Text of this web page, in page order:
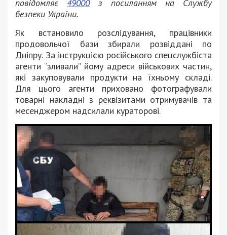
повідомляє 49000з посиланням на Службу
безпеки України.
Як встановило розслідування, працівники
продовольчої бази збирали розвіддані по
Дніпру. За інструкцією російського спецслужбіста
агенти “зливали” йому адреси військових частин,
які закуповували продукти на їхньому складі.
Для цього агенти приховано фотографували
товарні накладні з реквізитами отримувачів та
месенджером надсилали кураторові.